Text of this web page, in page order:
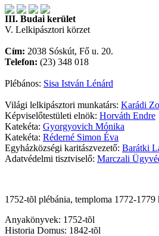
III. Budai kerület
V. Lelkipásztori körzet
Cím: 2038 Sóskút, Fő u. 20.
Telefon: (23) 348 018
Plébános: Sisa István Lénárd
Világi lelkipásztori munkatárs: Karádi
Képviselőtestületi elnök: Horváth Endre
Katekéta: Gyorgyovich Mónika
Katekéta: Réderné Simon Éva
Egyházközségi karitászvezető: Barátki
Adatvédelmi tisztviselő: Marczali
1752-tõl plébánia, temploma 1772-1779
Anyakönyvek: 1752-tõl
Historia Domus: 1842-tõl